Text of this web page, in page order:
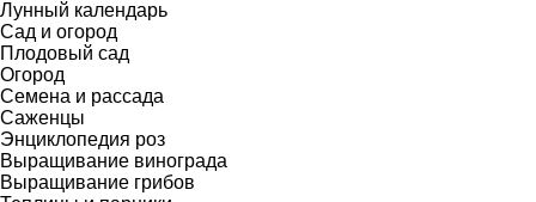
Лунный календарь
Сад и огород
Плодовый сад
Огород
Семена и рассада
Саженцы
Энциклопедия роз
Выращивание винограда
Выращивание грибов